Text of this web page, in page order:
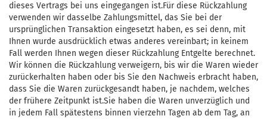
dieses Vertrags bei uns eingegangen ist.Für diese Rückzahlung
verwenden wir dasselbe Zahlungsmittel, das Sie bei der
ursprünglichen Transaktion eingesetzt haben, es sei denn, mit
Ihnen wurde ausdrücklich etwas anderes vereinbart; in keinem
Fall werden Ihnen wegen dieser Rückzahlung Entgelte berechnet.
Wir können die Rückzahlung verweigern, bis wir die Waren wieder
zurückerhalten haben oder bis Sie den Nachweis erbracht haben,
dass Sie die Waren zurückgesandt haben, je nachdem, welches
der frühere Zeitpunkt ist.Sie haben die Waren unverzüglich und
in jedem Fall spätestens binnen vierzehn Tagen ab dem Tag, an